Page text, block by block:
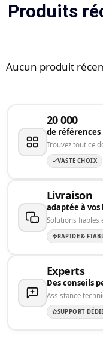
Produits
Aucun produit
20 000
de références
Trouvez tout ce
VASTE CHOIX
Livraison
adaptée à vos
Solutions fiables
RAPIDE &
Experts
Des conseils
Assistance
SUPPORT